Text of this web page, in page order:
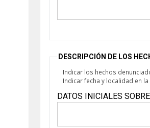
DESCRIPCIÓN DE LOS
Indicar los hechos
Indicar fecha y localidad en
DATOS INICIALES